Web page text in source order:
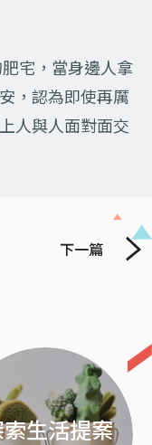
宅，當身邊人拿
，認為即使再厲
人與人面對面交
下一篇
生活提案